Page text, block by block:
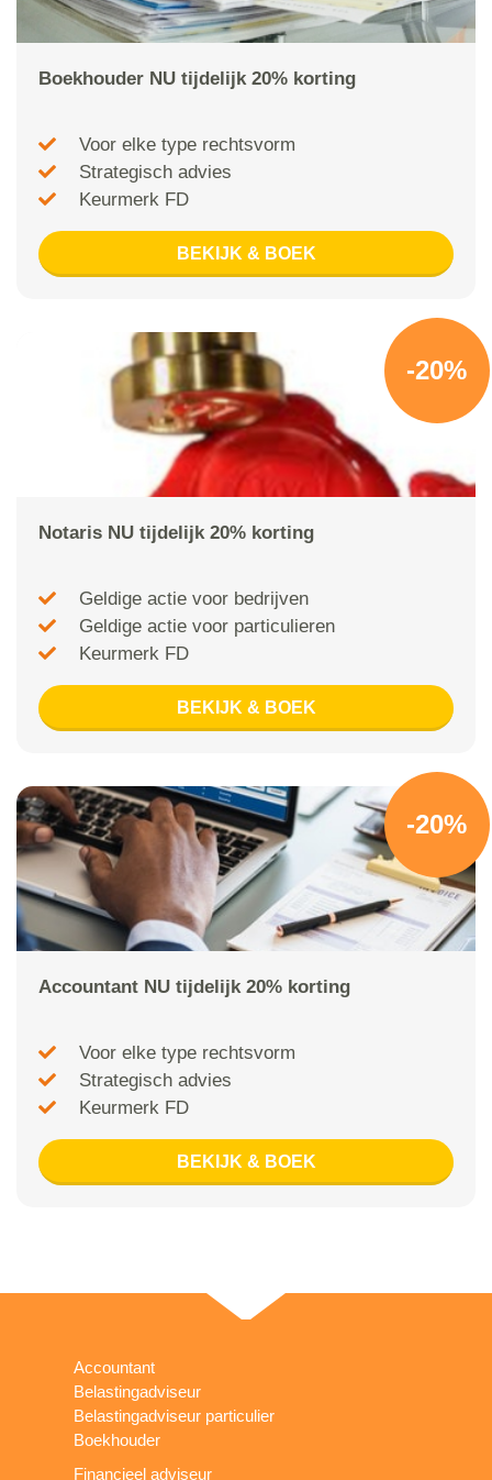
Boekhouder NU tijdelijk 20% korting
Voor elke type rechtsvorm
Strategisch advies
Keurmerk FD
BEKIJK & BOEK
-20%
Notaris NU tijdelijk 20% korting
Geldige actie voor bedrijven
Geldige actie voor particulieren
Keurmerk FD
BEKIJK & BOEK
-20%
Accountant NU tijdelijk 20% korting
Voor elke type rechtsvorm
Strategisch advies
Keurmerk FD
BEKIJK & BOEK
Accountant
Belastingadviseur
Belastingadviseur particulier
Boekhouder
Financieel adviseur